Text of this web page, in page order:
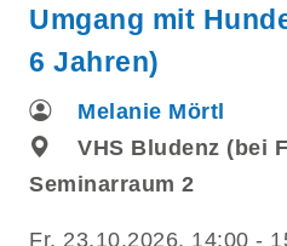
Umgang mit
6 Jahren)
Melanie Mörtl
VHS Bludenz (bei
Seminarraum 2
Fr. 23.10.2026, 14:00 -